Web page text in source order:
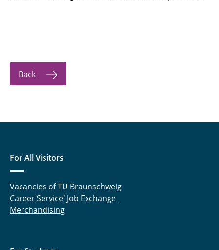
Back
For All Visitors
Vacancies of TU Braunschweig
Career Service' Job Exchange
Merchandising